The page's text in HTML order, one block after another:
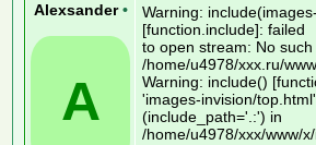
Alexsander •
A
Warning:
[function.include]: failed
to open stream: No
/home/u4978/xxx.ru/
Warning: include()
'images-invision/
(include_path='.:') in
/home/u4978/xxx/www/